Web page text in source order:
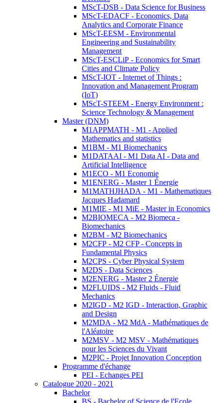
MScT-DSB - Data Science for Business
MScT-EDACF - Economics, Data
Analytics and Corporate Finance
MScT-EESM - Environmental
Engineering and Sustainability
Management
MScT-ESCLiP - Economics for Smart
Cities and Climate Policy
MScT-IOT - Internet of Things :
Innovation and Management Program
(IoT)
MScT-STEEM - Energy Environment :
Science Technology & Management
Master (DNM)
M1APPMATH - M1 - Applied
Mathematics and statistics
M1BM - M1 Biomechanics
M1DATAAI - M1 Data AI - Data and
Artificial Intelligence
M1ECO - M1 Economie
M1ENERG - Master 1 Énergie
M1MATHJHADA - M1 - Mathematiques
Jacques Hadamard
M1MIE - M1 MiE - Master in Economics
M2BIOMECA - M2 Biomeca -
Biomechanics
M2BM - M2 Biomechanics
M2CFP - M2 CFP - Concepts in
Fundamental Physics
M2CPS - Cyber Physical System
M2DS - Data Sciences
M2ENERG - Master 2 Énergie
M2FLUIDS - M2 Fluids - Fluid
Mechanics
M2IGD - M2 IGD - Interaction, Graphic
and Design
M2MDA - M2 MdA - Mathématiques de
l'Aléatoire
M2MSV - M2 MSV - Mathématiques
pour les Sciences du Vivant
M2PIC - Projet Innovation Conception
Programme d'échange
PEI - Echanges PEI
Catalogue 2020 - 2021
Bachelor
BS - Bachelor of Science de l'Ecole